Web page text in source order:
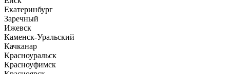
Екатеринбург
Заречный
Ижевск
Каменск-Уральский
Качканар
Красноуральск
Красноуфимск